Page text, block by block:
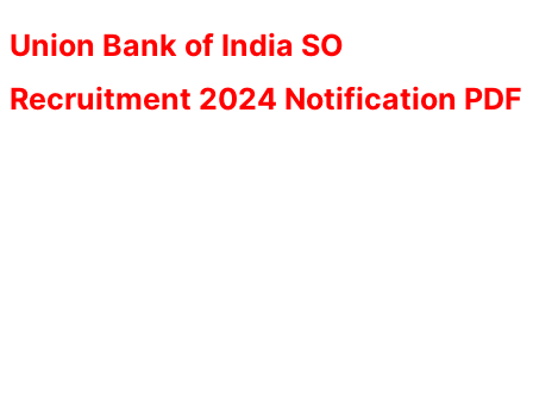
Union Bank of India SO
Recruitment 2024 Notification PDF